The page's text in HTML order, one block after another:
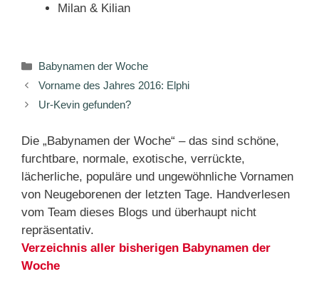
Milan & Kilian
Kategorien
Babynamen der Woche
Vorname des Jahres 2016: Elphi
Ur-Kevin gefunden?
Die „Babynamen der Woche“ – das sind schöne,
furchtbare, normale, exotische, verrückte,
lächerliche, populäre und ungewöhnliche Vornamen
von Neugeborenen der letzten Tage. Handverlesen
vom Team dieses Blogs und überhaupt nicht
repräsentativ.
Verzeichnis aller bisherigen Babynamen der
Woche